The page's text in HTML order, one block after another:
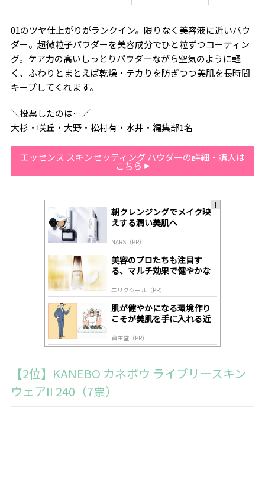
01のツヤ仕上がりがランクイン。限りなく美容液に近いパウ
ダー。超微粒子パウダーを美容成分でひと粒ずつコーティン
グ。ケア力の高いしっとりパウダーながら空気のように軽
く、ふわりとまとえば乾燥・テカりを防ぎつつ美肌を長時間
キープしてくれます。
＼投票したのは…／
大杉・咲丘・大野・松村有・水井・編集部1名
エッセンス スキンセッティング パウダーの詳細・購入は
こちら
朝クレンジングでメイク映
えする潤い美肌へ
NARS（PR）
美容のプロたちも注目す
る、マルチ効果で健やかな
エリクシール（PR）
肌が健やかになる環境作り
こそが美肌を手に入れる近
資生堂（PR）
【2位】KANEBO カネボウ ライブリースキン
ウェアII 240（7票）